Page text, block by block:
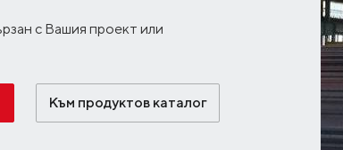
с Вашия проект или
Към продуктов каталог